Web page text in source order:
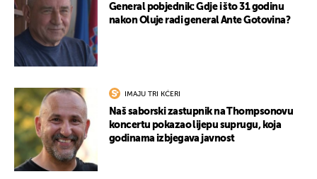
General pobjednik: Gdje i što 31 godinu
nakon Oluje radi general Ante Gotovina?
IMAJU TRI KĆERI
Naš saborski zastupnik na Thompsonovu
koncertu pokazao lijepu suprugu, koja
godinama izbjegava javnost